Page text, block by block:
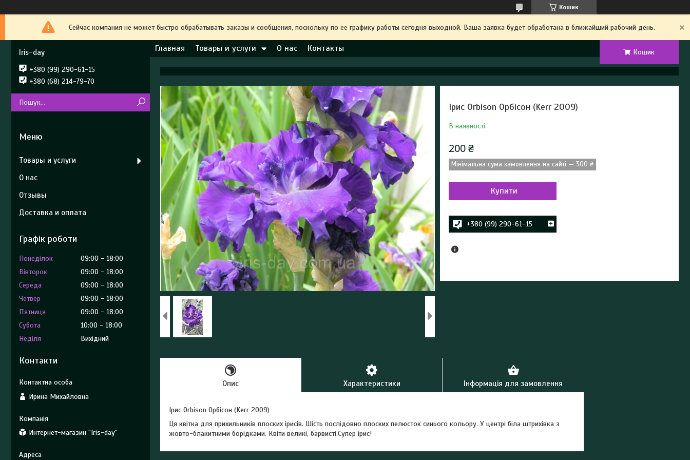
Кошик
Сейчас компания не может быстро обрабатывать заказы и сообщения, поскольку по ее графику работы сегодня выходной. Ваша заявка будет обработана в ближайший рабочий день.
Главная Товары и услуги О нас Контакты Кошик
Ірис Orbison Орбісон (Kerr 2009)
В наявності
200 ₴
Мінімальна сума замовлення на сайті — 300 ₴
Купити
+380 (99) 290-61-15
Опис Характеристики Інформація для замовлення
Ірис Orbison Орбісон (Kerr 2009)
Ця квітка для прихильників плоских ірисів. Шість послідовно плоских пелюсток синього кольору. У центрі біла штрихівка з
жовто-блакитними борідками. Квіти великі, барвисті.Супер ірис!
Iris-day
+380 (99) 290-61-15
+380 (68) 214-79-70
Товары и услуги
О нас
Отзывы
Доставка и оплата
Графік роботи
Понеділок 09:00
18:00
Вівторок
09:00
18:00
Середа
09:00
18:00
Четвер
09:00
18:00
Пʼятниця
09:00
18:00
Субота
10:00
18:00
Неділя
Вихідний
Контакти
Ирина Михайловна
Интернет-магазин "Iris-day"